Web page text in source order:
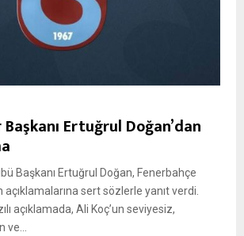
Ertuğrul Doğan’dan
Başkanı Ertuğrul Doğan, Fenerbahçe
açıklamalarına sert sözlerle yanıt verdi.
açıklamada, Ali Koç’un seviyesiz,